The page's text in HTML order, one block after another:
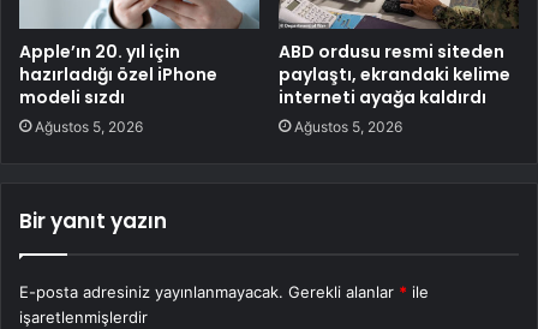
Apple’ın 20. yıl için
hazırladığı özel iPhone
modeli sızdı
Ağustos 5, 2026
ABD ordusu resmi siteden
paylaştı, ekrandaki kelime
interneti ayağa kaldırdı
Ağustos 5, 2026
Bir yanıt yazın
E-posta adresiniz yayınlanmayacak. Gerekli alanlar * ile
işaretlenmişlerdir